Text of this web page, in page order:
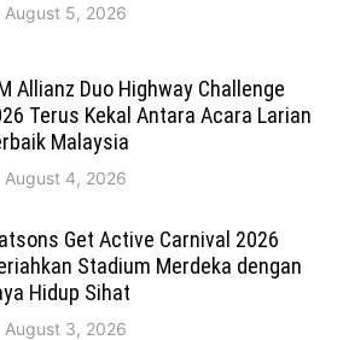
August 5, 2026
Allianz Duo Highway Challenge
Terus Kekal Antara Acara Larian
Malaysia
August 4, 2026
Get Active Carnival 2026
Stadium Merdeka dengan
Hidup Sihat
August 3, 2026